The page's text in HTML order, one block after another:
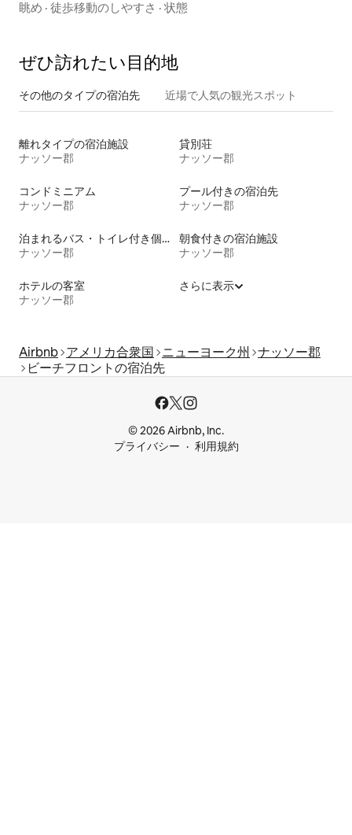
眺め · 徒歩移動のしやすさ · 状態
ぜひ訪⁠れ⁠た⁠い目⁠的⁠地
その他のタ⁠イ⁠プ⁠の宿⁠泊⁠先 近場で人気の観光スポット
離れタイプの宿泊施設
ナッソー郡
貸別荘
ナッソー郡
コンドミニアム
ナッソー郡
プール付きの宿泊先
ナッソー郡
泊まれるバス・トイレ付き個室
ナッソー郡
朝食付きの宿泊施設
ナッソー郡
ホテルの客室
ナッソー郡
さらに表示
Airbnb アメリカ合衆国 ニューヨーク州 ナッソー郡
ビーチフロントの宿泊先
© 2026 Airbnb, Inc.
プライバシー
利用規約